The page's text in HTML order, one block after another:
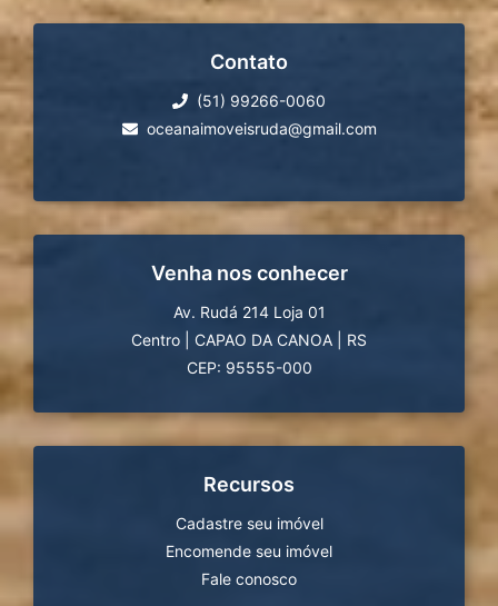
Contato
(51) 99266-0060
oceanaimoveisruda@gmail.com
Venha nos conhecer
Av. Rudá 214 Loja 01
Centro
CAPAO DA CANOA
RS
CEP: 95555-000
Recursos
Cadastre seu imóvel
Encomende seu imóvel
Fale conosco